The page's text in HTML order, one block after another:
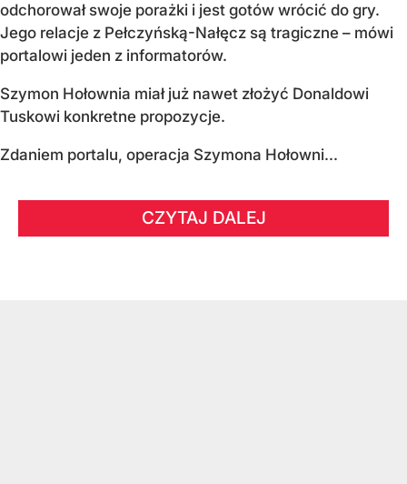
odchorował swoje porażki i jest gotów wrócić do gry.
Jego relacje z Pełczyńską-Nałęcz są tragiczne – mówi
portalowi jeden z informatorów.
Szymon Hołownia miał już nawet złożyć Donaldowi
Tuskowi konkretne propozycje.
Zdaniem portalu, operacja Szymona Hołowni...
CZYTAJ DALEJ